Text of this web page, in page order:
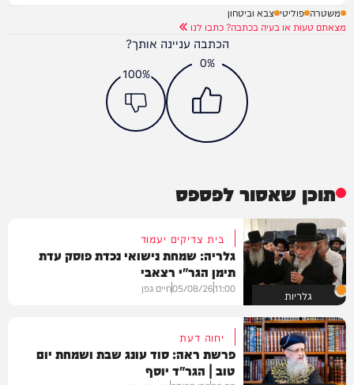
משטרה פוליטי צבא וביטחון
מצאתם טעות או בעיה בכתבה? כתבו לנו
הכתבה עניינה אותך?
0%
100%
תוכן שאסור לפספס
גלריות
בית צדיקים יעמוד
גלריה: שמחת נישואי נכדת פוסק עדת
תימן הגר"י רצאבי
11:00
05/08/26חיים גפן
יחוה דעת
פרשת ראה: סוד עונג שבת ושמחת יום
טוב | הגר"ד יוסף